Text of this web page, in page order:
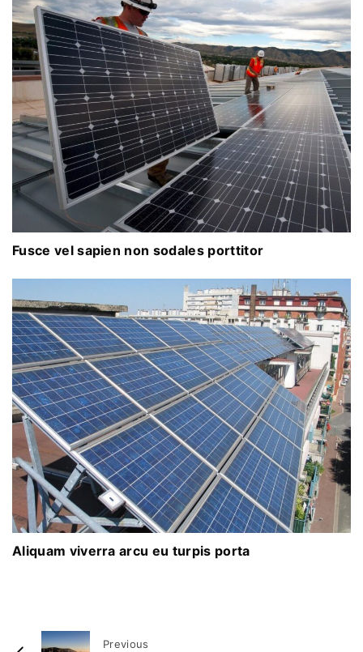
Fusce vel sapien non sodales porttitor
Aliquam viverra arcu eu turpis porta
Previous